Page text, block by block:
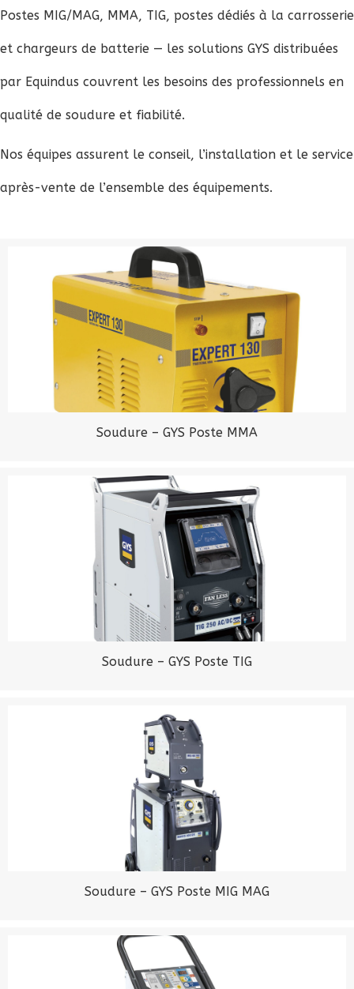
Postes MIG/MAG, MMA, TIG, postes dédiés à la carrosserie
et chargeurs de batterie — les solutions GYS distribuées
par Equindus couvrent les besoins des professionnels en
qualité de soudure et fiabilité.
Nos équipes assurent le conseil, l’installation et le service
après-vente de l’ensemble des équipements.
Soudure – GYS Poste MMA
Soudure – GYS Poste TIG
Soudure – GYS Poste MIG MAG